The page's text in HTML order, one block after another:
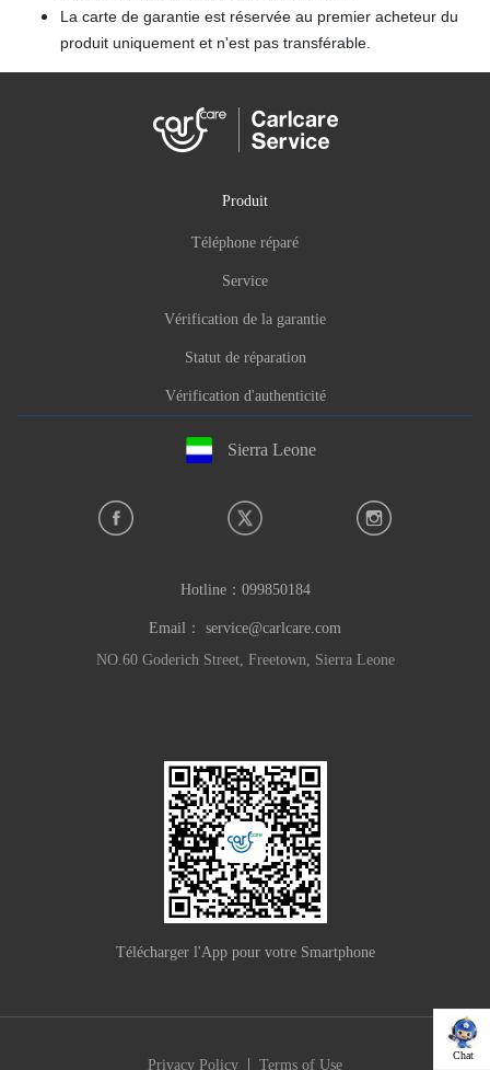
La carte de garantie est réservée au premier acheteur du
produit uniquement et n'est pas transférable.
Chat
Produit
Téléphone réparé
Service
Vérification de la garantie
Statut de réparation
Vérification d'authenticité
Sierra Leone
Hotline： 099850184
Email： service@carlcare.com
NO.60 Goderich Street, Freetown, Sierra Leone
Télécharger l'App pour votre Smartphone
Privacy Policy | Terms of Use